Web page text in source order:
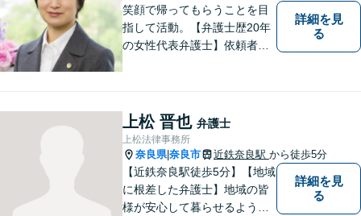
笑顔で帰ってもらうことを目
指して活動。【弁護士歴20年
の女性代表弁護士】依頼者の
お任せください！あなたのお
悩み、とことんお聞きしま
す。
詳細を見
る
上松 晋也 弁護士
上松法律事務所
奈良県|奈良市 近鉄奈良駅 から徒歩5分
【近鉄奈良駅徒歩5分】【地域
に根差した弁護士】地域の皆
様が安心して暮らせるように
詳細を見
る